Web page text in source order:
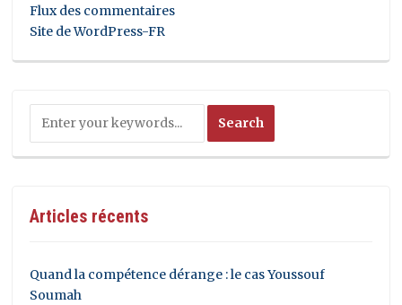
Flux des commentaires
Site de WordPress-FR
Articles récents
Quand la compétence dérange : le cas Youssouf
Soumah